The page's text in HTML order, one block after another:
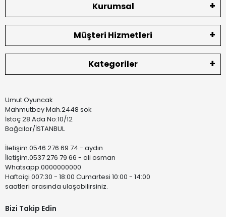
Kurumsal
Müşteri Hizmetleri
Kategoriler
Umut Oyuncak
Mahmutbey Mah.2448 sok
İstoç 28.Ada No:10/12
Bağcılar/İSTANBUL
İletişim.0546 276 69 74 - aydın
İletişim.0537 276 79 66 - ali osman
Whatsapp.0000000000
Haftaiçi 007:30 - 18:00 Cumartesi 10:00 - 14:00
saatleri arasında ulaşabilirsiniz.
Bizi Takip Edin